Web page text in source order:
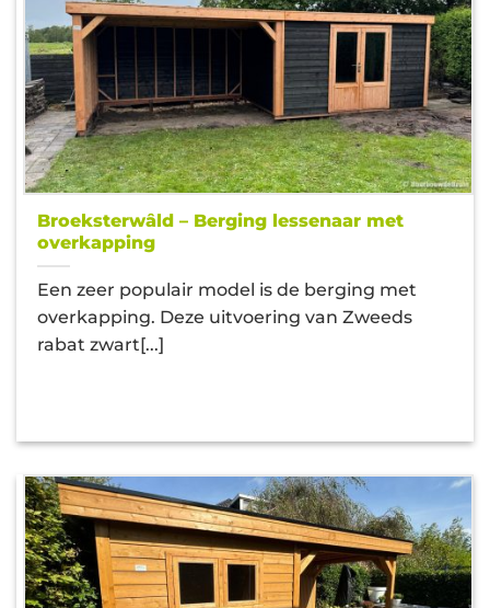
Broeksterwâld – Berging lessenaar met
overkapping
Een zeer populair model is de berging met
overkapping. Deze uitvoering van Zweeds
rabat zwart[...]